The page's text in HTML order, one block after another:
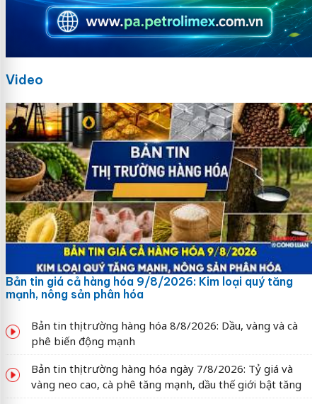
Video
Bản tin giá cả hàng hóa 9/8/2026: Kim loại quý tăng
mạnh, nông sản phân hóa
Bản tin thị trường hàng hóa 8/8/2026: Dầu, vàng và cà
phê biến động mạnh
Bản tin thị trường hàng hóa ngày 7/8/2026: Tỷ giá và
vàng neo cao, cà phê tăng mạnh, dầu thế giới bật tăng